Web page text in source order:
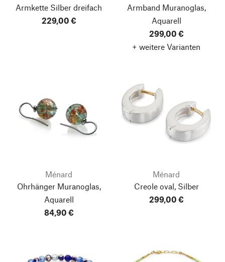
Armkette Silber dreifach
229,00 €
Armband Muranoglas,
Aquarell
299,00 €
+ weitere Varianten
Ménard
Ohrhänger Muranoglas,
Aquarell
84,90 €
Ménard
Creole oval, Silber
299,00 €